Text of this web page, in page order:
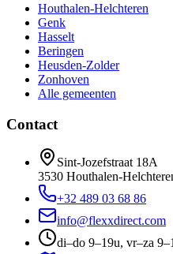
Houthalen-Helchteren
Genk
Hasselt
Beringen
Heusden-Zolder
Zonhoven
Alle gemeenten
Contact
Sint-Jozefstraat 18A
3530 Houthalen-
+32 489 03 68 86
info@flexxdirect.com
di–do 9–19u, vr–za